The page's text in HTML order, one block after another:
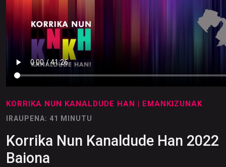
KORRIKA NUN KANALDUDE HAN | EMANKIZUNAK
IRAUPENA: 41 MINUTU
Korrika Nun Kanaldude Han 2022
Baiona